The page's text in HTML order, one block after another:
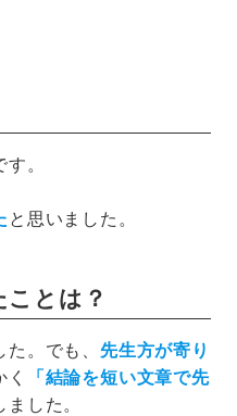
す。
と思いました。
ことは？
。でも、 先生方が寄り
「結論を短い文章で先
した。